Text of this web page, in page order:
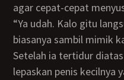
agar cepat-cepat
“Ya udah. Kalo gitu
biasanya sambil mimik
Setelah ia tertidur diatas tubuhku, aku sempatkan
lepaskan penis kecilnya